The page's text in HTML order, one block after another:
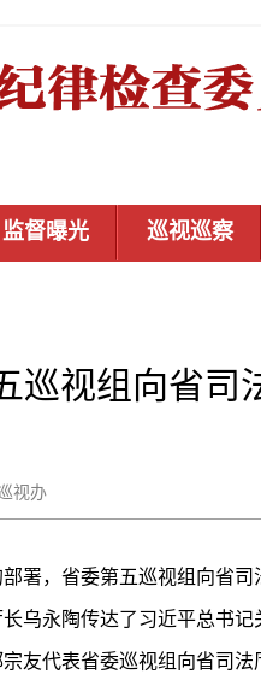
监督曝光 巡视巡察
巡视组向省司
视办
署，省委第五巡视组向省
乌永陶传达了习近平总书
友代表省委巡视组向省司